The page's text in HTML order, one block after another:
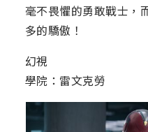
毫不畏懼的勇敢戰士，
多的驕傲！
幻視
學院：雷文克勞